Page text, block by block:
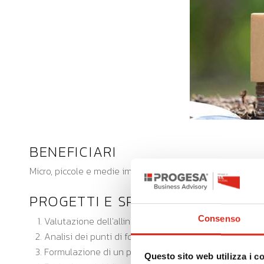
Consenso
Questo sito web utilizza i
BENEFICIARI
Micro, piccole e medie imprese con sede legale e/o
PROGETTI E SPESE AMMISSIBILI
Valutazione dell'allineamento dell'impresa con
Analisi dei punti di forza e debolezza, delle
Formulazione di un piano strategico/progettuale di